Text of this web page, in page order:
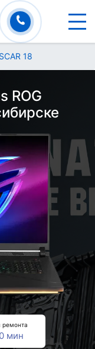
18
ROG
ремонта
мин